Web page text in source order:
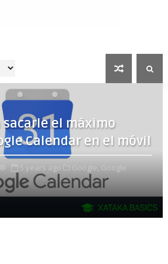
sacarle el máximo
Calendar en el móvil
5 years ago Google, Google